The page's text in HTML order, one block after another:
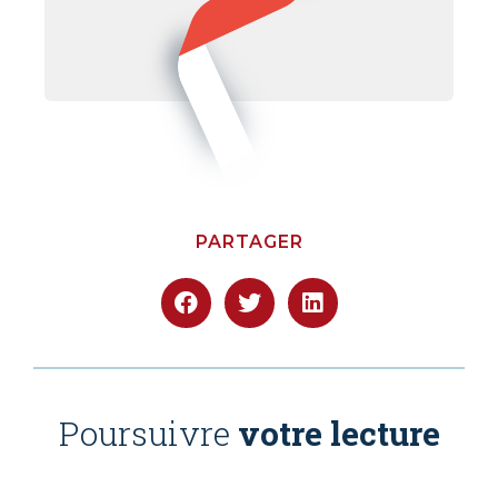
PARTAGER
Poursuivre votre lecture